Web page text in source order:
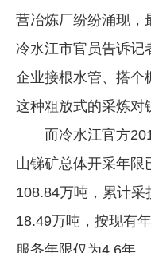
营冶炼厂纷纷涌现，
冷水江市官员告诉记
企业接根水管、搭个
这种粗放式的采炼对
而冷水江官方
山锑矿总体开采年限
108.84万吨，累计
18.49万吨，按现有
服务年限仅为4.6年。